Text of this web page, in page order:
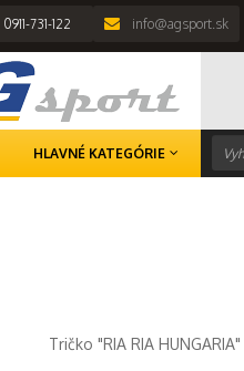
0911-731-122 info@agsport.sk
HLAVNÉ KATEGÓRIE